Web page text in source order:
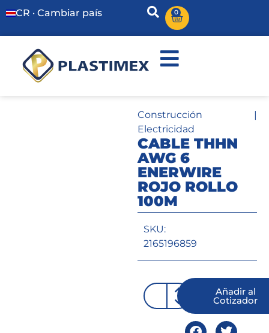
CR · Cambiar país 0
Construcción |
Electricidad
CABLE THHN
AWG 6
ENERWIRE
ROJO ROLLO
100M
SKU:
2165196859
Añadir al
Cotizador